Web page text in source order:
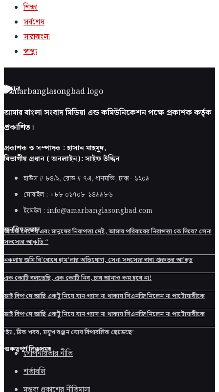
শিক্ষা
সর্বশেষ
সারাবাংলা
স্বাস্থ্য
ঠিকানা
আমার বাংলা সংবাদ মিডিয়া এন্ড কমিউনিকেশন পক্ষে প্রকাশক কর্তৃক
প্রকাশিত।
প্রকাশক ও সম্পাদক : হাসান মাহমুদ,
বিভাগীয় প্রধান ( অনলাইন): সাইফ উদ্দিন
হাউস # ৮৪/২, রোড # ৭এ, ধানমন্ডি, ঢাকা- ১২০৯
মোবাইল : +৮৮ ০১৭০৮-১৪৯৯৮৬
ইমেইল : info@amarbanglasongbad.com
জনপ্রিয় সংবাদ
আমরা দেশের এবং মানুষের নিরাপত্তা দেই, আমার পরিবারের নিরাপত্তা কে দিবে? সেনা
সদস্যের আকুতি “
নকলায় জমি বি’রোধে হাম’লার অভিযোগ, সেনা সদস্যের বাবা গুরুতর আ’হত
এক কোটি বলতেছি, এক কোটি নিব, চার আনাও কম হবে না!
ভাই বিপ‘দে আছি একটু নিয়ে যান গ্যাস না থাকায় সিএনজি নিলেন না পাটোয়ারীকে
ভাই বিপ‘দে আছি একটু নিয়ে যান গ্যাস না থাকায় সিএনজি নিলেন না পাটোয়ারীকে
‘হ্যাঁ, ঠিক খবর, ময়ূখ রঞ্জন ঘোষ রিপাবলিক ছেড়েছে’
গুরুত্বপূর্ণ লিঙ্কসমূহ
গোপনীয়তার নীতি
শর্তাবলি